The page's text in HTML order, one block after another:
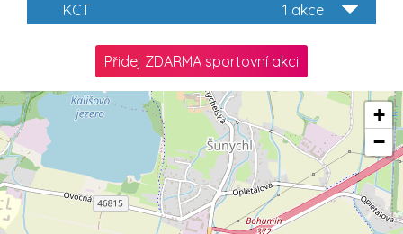
1 akce
KCT
Přidej ZDARMA sportovní akci
+
−